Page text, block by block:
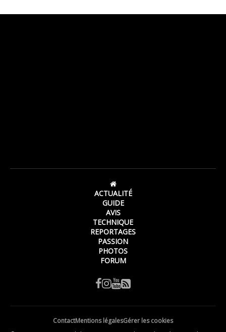
ACTUALITÉ
GUIDE
AVIS
TECHNIQUE
REPORTAGES
PASSION
PHOTOS
FORUM
ContactMentions légalesGérer les cookies